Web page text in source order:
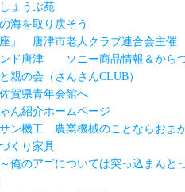
ょうぶ苑
海を取り戻そう
座」 唐津市老人クラブ連合会主催
ド唐津 ソニー商品情報＆から
親の会（さんさんCLUB）
賀県青年会館へ
ん紹介ホームページ
ン機工 農業機械のことならおま
くり家具
俺のアゴについては突っ込まんと